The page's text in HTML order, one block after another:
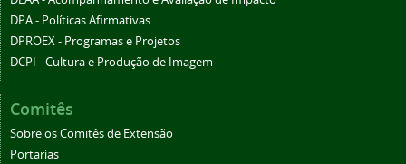
DPA - Políticas Afirmativas
DPROEX - Programas e Projetos
DCPI - Cultura e Produção de Imagem
Comitês
Sobre os Comitês de Extensão
Portarias